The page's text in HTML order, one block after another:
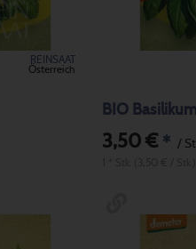
REINSAAT
Österreich
BIO
3,50 €* /